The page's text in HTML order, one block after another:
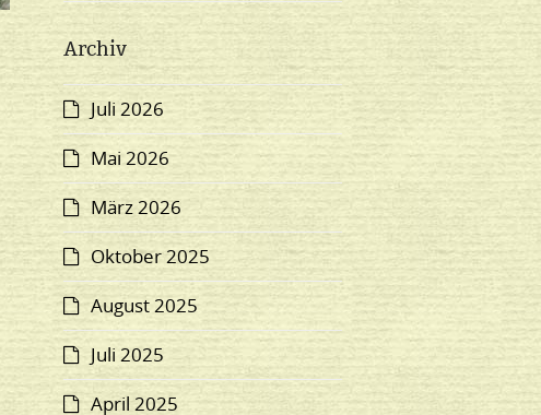
Archiv
Juli 2026
Mai 2026
März 2026
Oktober 2025
August 2025
Juli 2025
April 2025